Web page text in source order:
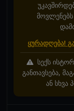
ყურადღება!
სექს
განთავსება,
ან